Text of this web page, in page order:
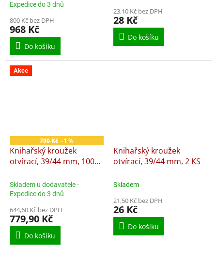
Expedice do 3 dnů
800 Kč bez DPH
968 Kč
Do košíku
23,10 Kč bez DPH
28 Kč
Do košíku
Akce
790 Kč –1 %
Knihařský kroužek
otvírací, 39/44 mm, 100
Skladem u dodavatele -
Expedice do 3 dnů
644,60 Kč bez DPH
779,90 Kč
Do košíku
Knihařský kroužek
otvírací, 39/44 mm, 2 KS
Skladem
21,50 Kč bez DPH
26 Kč
Do košíku